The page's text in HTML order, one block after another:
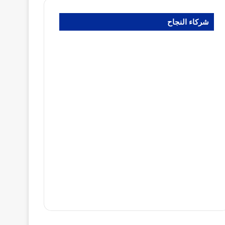
شركاء النجاح